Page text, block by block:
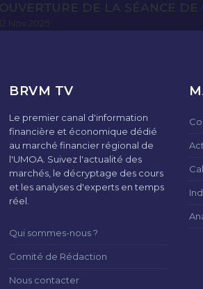
OUVERTURE DE LA SÉANCE
BRVM TV
Le premier canal d'information
financière et économique dédié
au marché financier régional de
l'UMOA. Suivez l'actualité des
marchés, le décryptage des cours
et les analyses d'experts en temps
réel.
Qui sommes-nous ?
Comité de Rédaction
Nous contacter